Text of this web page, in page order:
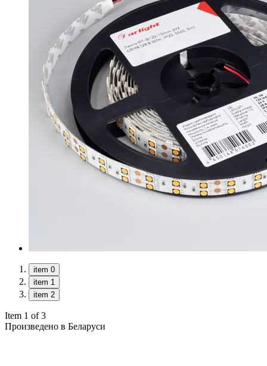
item 0
item 1
item 2
Item 1 of 3
Произведено в Беларуси